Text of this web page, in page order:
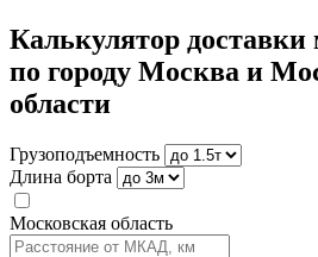
Калькулятор доставки
по городу Москва и
области
Грузоподъемность
Длина борта
Московская область